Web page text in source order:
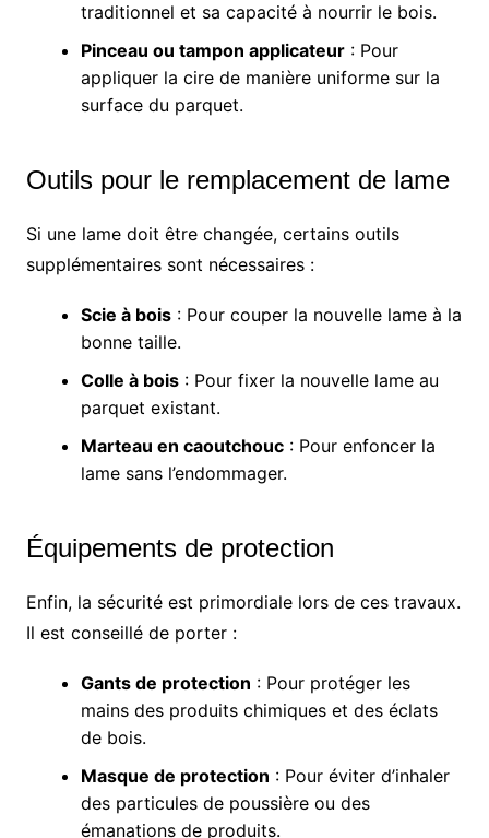
traditionnel et sa capacité à nourrir le bois.
Pinceau ou tampon applicateur: Pour
appliquer la cire de manière uniforme sur la
surface du parquet.
Outils pour le remplacement de lame
Si une lame doit être changée, certains outils
supplémentaires sont nécessaires :
Scie à bois: Pour couper la nouvelle lame à la
bonne taille.
Colle à bois: Pour fixer la nouvelle lame au
parquet existant.
Marteau en caoutchouc: Pour enfoncer la
lame sans l’endommager.
Équipements de protection
Enfin, la sécurité est primordiale lors de ces travaux.
Il est conseillé de porter :
Gants de protection : Pour protéger les
mains des produits chimiques et des éclats
de bois.
Masque de protection : Pour éviter d’inhaler
des particules de poussière ou des
émanations de produits.